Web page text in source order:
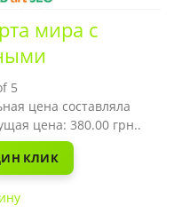
мира с
5
цена составляла
цена: 380.00 грн..
КЛИК